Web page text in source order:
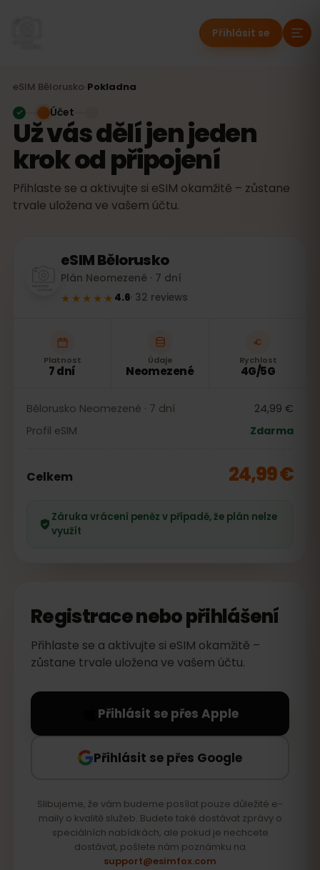
Přihlásit se
eSIM Bělorusko Pokladna
Už vás dělí jen jeden
krok od připojení
Přihlaste se a aktivujte si eSIM okamžitě – zůstane
trvale uložena ve vašem účtu.
Účet
eSIMBělorusko
Plán Neomezené · 7 dní
★★★★★ 4.6· 32 reviews
Platnost
7 dní
Údaje
Neomezené
Rychlost
4G/5G
Bělorusko Neomezené · 7 dní
24,99 €
Profil eSIM
Zdarma
Celkem 24,99 €
Záruka vrácení peněz v případě, že plán nelze
využít
Registrace nebo přihlášení
Přihlaste se a aktivujte si eSIM okamžitě –
zůstane trvale uložena ve vašem účtu.
Přihlásit se přes Apple
Přihlásit se přes Google
Slibujeme, že vám budeme posílat pouze důležité e-
maily o kvalitě služeb. Budete také dostávat zprávy o
speciálních nabídkách, ale pokud je nechcete
dostávat, pošlete nám poznámku na
support@esimfox.com